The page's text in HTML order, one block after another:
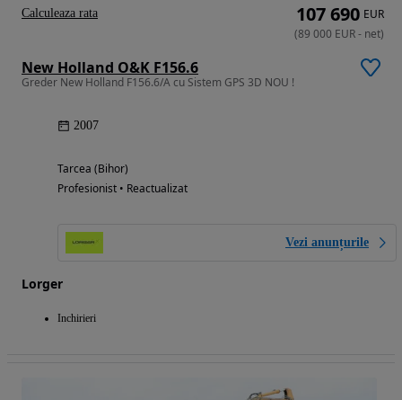
New Holland O&K F156.6
Greder New Holland F156.6/A cu Sistem GPS 3D NOU !
2007
Tarcea (Bihor)
Profesionist • Reactualizat
Vezi anunțurile
Lorger
Inchirieri
107 690 EUR
(89 000 EUR- net)
Calculeaza rata